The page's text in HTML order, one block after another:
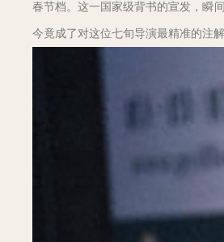
春节档。这一国家级背书的宣发，瞬
今竟成了对这位七旬导演最精准的注解